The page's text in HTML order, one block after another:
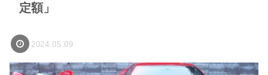
定額」
2024.05.09